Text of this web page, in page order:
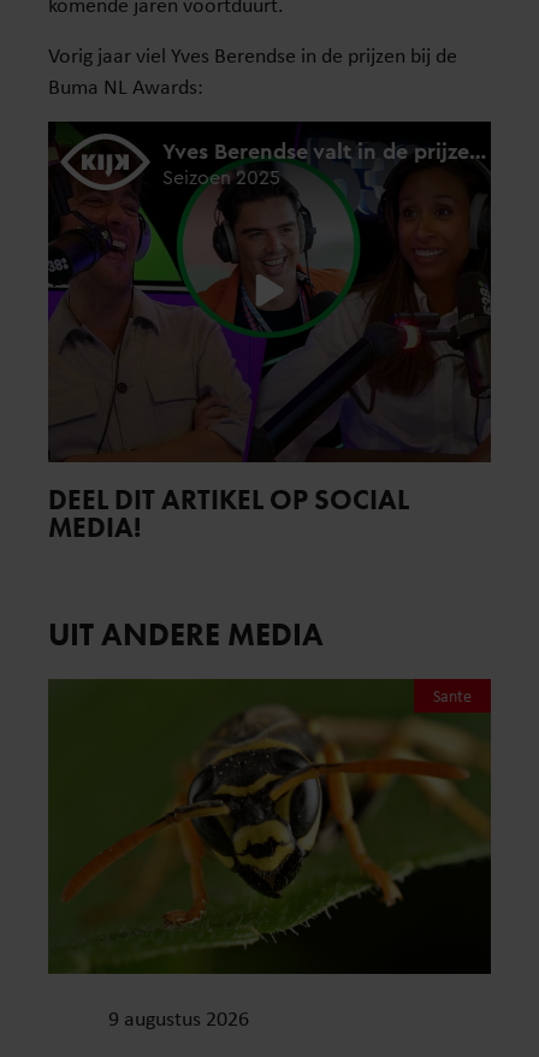
Vorig jaar viel Yves Berendse in de prijzen bij de
Buma NL Awards:
DEEL DIT ARTIKEL OP SOCIAL
MEDIA!
UIT ANDERE MEDIA
Sante
9 augustus 2026